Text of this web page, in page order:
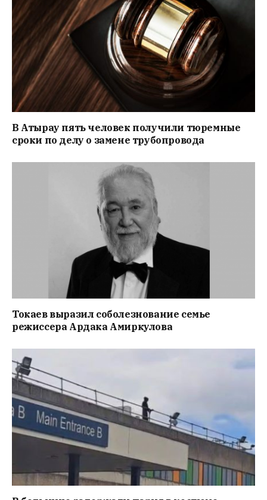
В Атырау пять человек получили тюремные
сроки по делу о замене трубопровода
Токаев выразил соболезнование семье
режиссера Ардака Амиркулова